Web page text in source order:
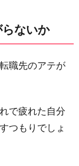
ないか
職先のアテが
で疲れた自分
つもりでしょ